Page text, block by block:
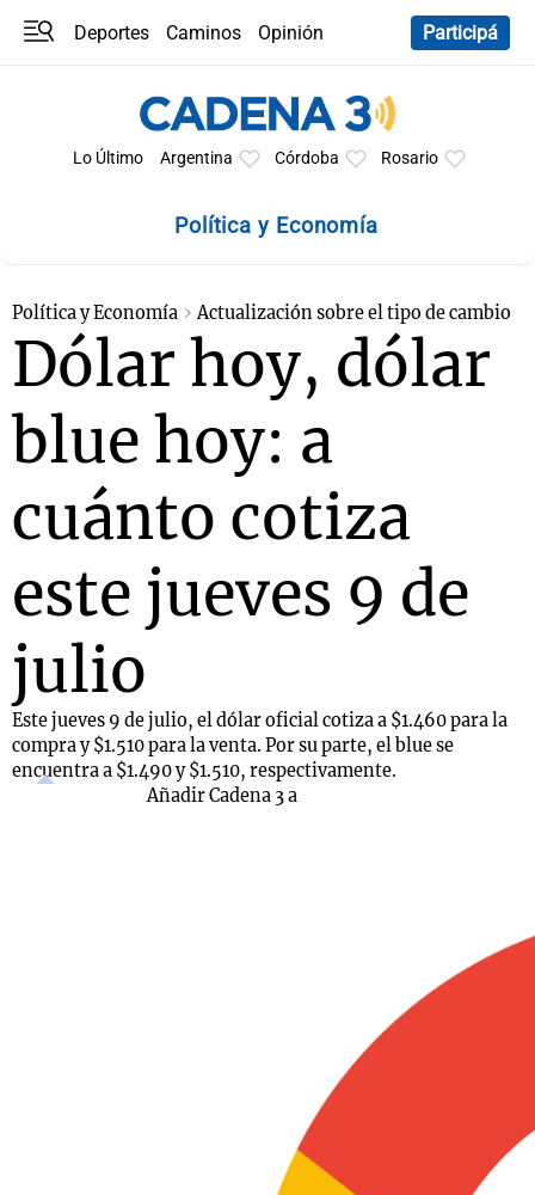
Deportes Caminos
Opinión
Participá
Lo Último Argentina Córdoba Rosario
Política y Economía
Política y Economía Actualización sobre el tipo de cambio
Dólar hoy, dólar
blue hoy: a
cuánto cotiza
este jueves 9 de
julio
Este jueves 9 de julio, el dólar oficial cotiza a $1.460 para la
compra y $1.510 para la venta. Por su parte, el blue se
encuentra a $1.490 y $1.510, respectivamente.
Añadir Cadena 3 a